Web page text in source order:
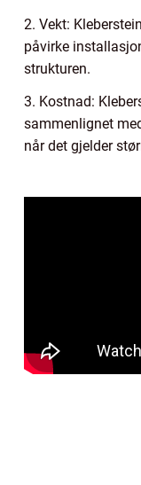
2. Vekt:
påvirke
strukturen.
3. Kostnad:
sammenlignet
når det gjelder